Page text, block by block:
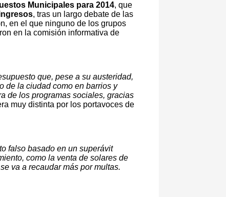
Municipales para 2014, que
, tras un largo debate de las
en el que ninguno de los grupos
en la comisión informativa de
que, pese a su austeridad,
de la ciudad como en barrios y
de los programas sociales, gracias
muy distinta por los portavoces de
falso basado en un superávit
como la venta de solares de
va a recaudar más por multas.